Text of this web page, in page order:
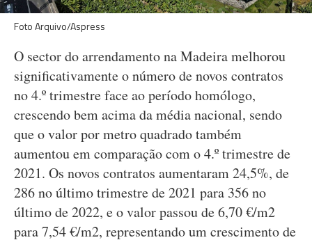
Foto Arquivo/Aspress
O sector do arrendamento na Madeira melhorou
significativamente o número de novos contratos
no 4.º trimestre face ao período homólogo,
crescendo bem acima da média nacional, sendo
que o valor por metro quadrado também
aumentou em comparação com o 4.º trimestre de
2021. Os novos contratos aumentaram 24,5%, de
286 no último trimestre de 2021 para 356 no
último de 2022, e o valor passou de 6,70 €/m2
para 7,54 €/m2, representando um crescimento de